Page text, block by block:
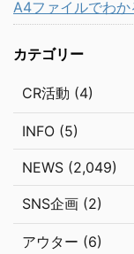
A4ファイルでわ
カテゴリー
CR活動 (4)
INFO (5)
NEWS (2,049)
SNS企画 (2)
アウター (6)